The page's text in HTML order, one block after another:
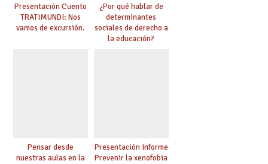
Presentación Cuento
TRATIMUNDI: Nos
vamos de excursión.
¿Por qué hablar de
determinantes
sociales de derecho a
la educación?
Pensar desde
nuestras aulas en la
Presentación Informe
Prevenir la xenofobia